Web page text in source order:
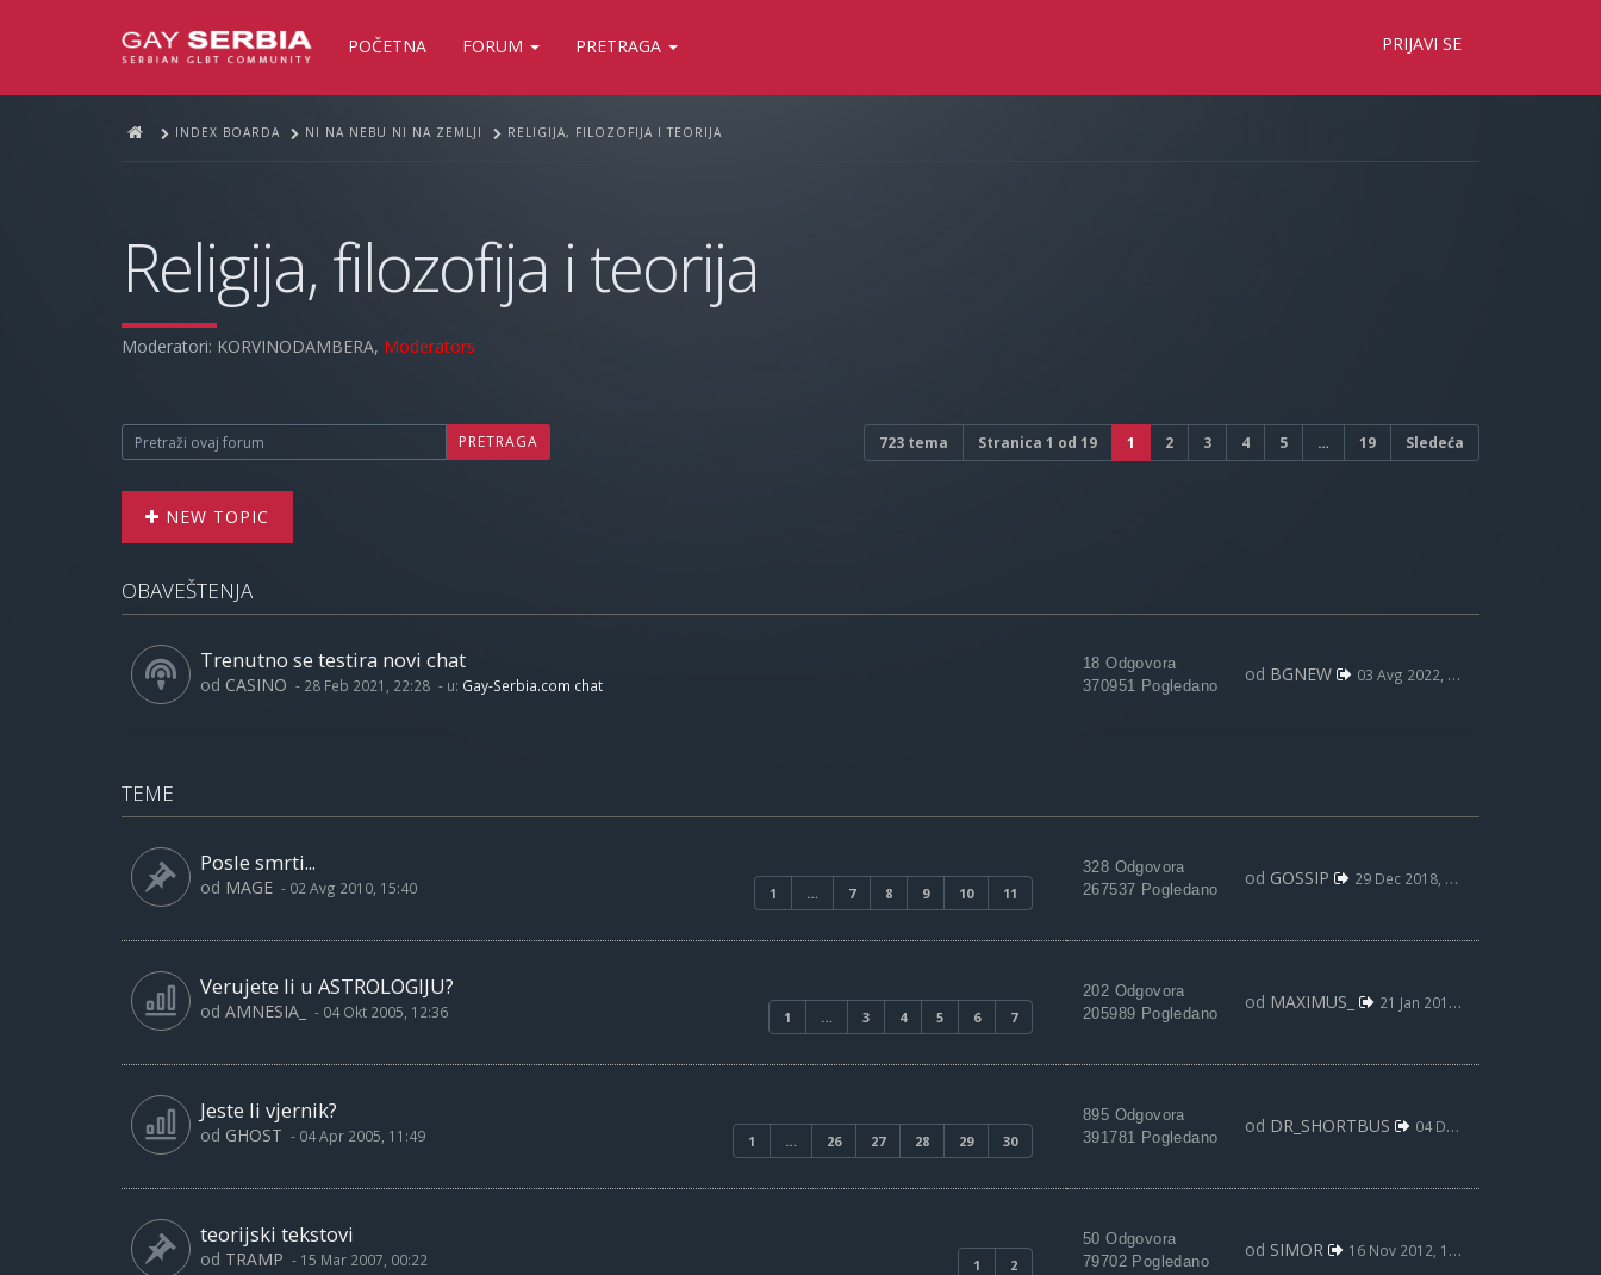
POČETNA FORUM PRETRAGA PRIJAVI SE
INDEX BOARDA NI NA NEBU NI NA ZEMLJI RELIGIJA, FILOZOFIJA I TEORIJA
Religija, filozofija i teorija
Moderatori: KORVINODAMBERA, Moderators
PRETRAGA 723 tema Stranica 1 od 19 1 2 3 4 5 … 19 Sledeća
NEW TOPIC
OBAVEŠTENJA
Trenutno se testira novi chat
od CASINO - 28 Feb 2021, 22:28 - u: Gay-Serbia.com chat
18 Odgovora
370951 Pogledano
od BGNEW 03 Avg 2022, 09:59
TEME
Posle smrti...
1 … 7 8 9 10 11
od MAGE - 02 Avg 2010, 15:40
328 Odgovora
267537 Pogledano
od GOSSIP 29 Dec 2018, 12:03
Verujete li u ASTROLOGIJU?
1 … 3 4 5 6 7
od AMNESIA_ - 04 Okt 2005, 12:36
202 Odgovora
205989 Pogledano
od MAXIMUS_ 21 Jan 2018, 04:03
Jeste li vjernik?
1 … 26 27 28 29 30
od GHOST - 04 Apr 2005, 11:49
895 Odgovora
391781 Pogledano
od DR_SHORTBUS 04 Dec 2017, 19:19
teorijski tekstovi
1 2
od TRAMP - 15 Mar 2007, 00:22
50 Odgovora
79702 Pogledano
od SIMOR 16 Nov 2012, 11:03